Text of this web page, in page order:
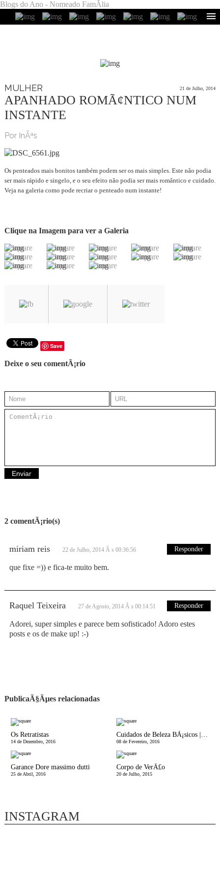
Blogs do Ano - Nomeado FamÃ­lia
MULHER 21 de Julho, 2014
APANHADO ROMÃ¢NTICO NUM
INSTANTE
Por InÃªs
Os penteados mais bonitos também podem ser os mais simples. Este não podia
ser mais rápido e singelo, e o seu efeito não podia ser mais romântico e cuidado.
Veja na galeria como pode recriar o penteado num instante!
Clique na Imagem para ver a Galeria
Save
Deixe o seu comentÃ¡rio
2 comentÃ¡rio(s)
miriam reis 22 de Julho, 2014 Ã s 00:36:56 Responder
que fixe =)) e fica-te muito bem.
Raquel Teixeira 27 de Agosto, 2014 Ã s 00:14:51 Responder
Adorei, super simples e parece bem sofisticado! Adoro estes
posts e os de make up! :-)
PublicaÃ§Ãµes relacionadas
Os Retratistas
14 de Dezembro, 2016 08 de Fevereiro, 2016
Garance Dore massimo dutti
25 de Abril, 2016
Corpo de VerÃ£o
20 de Julho, 2015
INSTAGRAM